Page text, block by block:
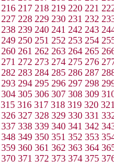
216 217 218 219 220 221
227 228 229 230 231 232
238 239 240 241 242 243
249 250 251 252 253 254
260 261 262 263 264 265
271 272 273 274 275 276
282 283 284 285 286 287
293 294 295 296 297 298
304 305 306 307 308 309
315 316 317 318 319 320
326 327 328 329 330 331
337 338 339 340 341 342
348 349 350 351 352 353
359 360 361 362 363 364
370 371 372 373 374 375